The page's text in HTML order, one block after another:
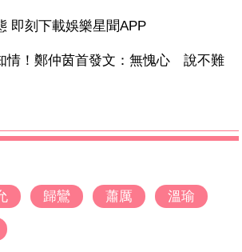
即刻下載娛樂星聞APP
情！鄭仲茵首發文：無愧心 說不難
歸鸞 蕭厲 溫瑜